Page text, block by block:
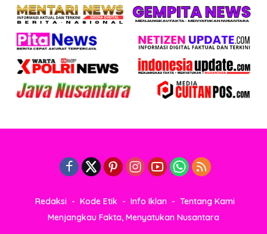
Redaksi Kode Etik Info Iklan
Tentang Kami
Menjangkau Fakta, Menyatukan Nusantara